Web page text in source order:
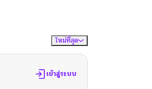
ใหม่ที่สุด
เข้าสู่ระบบ